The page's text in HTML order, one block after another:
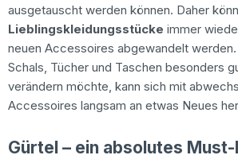
ausgetauscht werden können. Daher
Lieblingskleidungsstücke immer
neuen Accessoires abgewandelt
Schals, Tücher und Taschen besonders
verändern möchte, kann sich mit
Accessoires langsam an etwas Neues
Gürtel – ein absolutes